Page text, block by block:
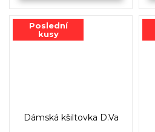
Poslední
kusy
Dámská kšiltovka D.Va